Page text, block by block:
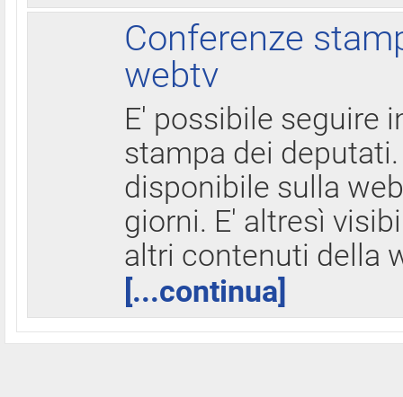
Conferenze
webtv
E' possibile seguire
stampa dei
disponibile sulla
giorni. E' altresì
altri contenuti della
[...continua]